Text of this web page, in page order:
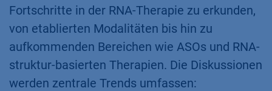
Fortschritte in der RNA-Therapie zu erkunden,
von etablierten Modalitäten bis hin zu
aufkommenden Bereichen wie ASOs und RNA-
struktur-basierten Therapien. Die Diskussionen
werden zentrale Trends umfassen: